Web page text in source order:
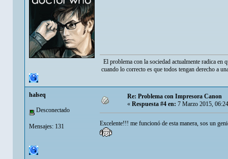
El problema con la sociedad actualmente radica en
cuando lo correcto es que todos tengan derecho a
halseq
Desconectado
Mensajes: 131
Re: Problema con Impresora Canon
«Respuesta #4 en:7 Marzo 2015,
Excelente!!! me funcionó de esta manera, sos un